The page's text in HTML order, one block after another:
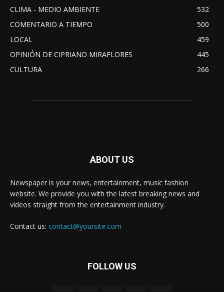
CLIMA - MEDIO AMBIENTE
532
COMENTARIO A TIEMPO
500
LOCAL
459
OPINIÓN DE CIPRIANO MIRAFLORES
445
CULTURA
266
ABOUT US
Newspaper is your news, entertainment, music fashion
website. We provide you with the latest breaking news and
videos straight from the entertainment industry.
Contact us: contact@yoursite.com
FOLLOW US